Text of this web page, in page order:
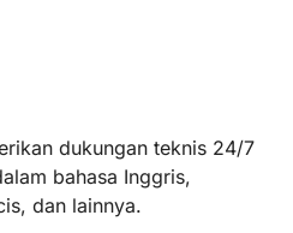
dukungan teknis 24/7
bahasa Inggris,
dan lainnya.